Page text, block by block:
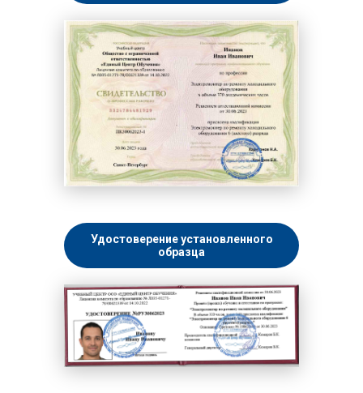
Удостоверение установленного
образца